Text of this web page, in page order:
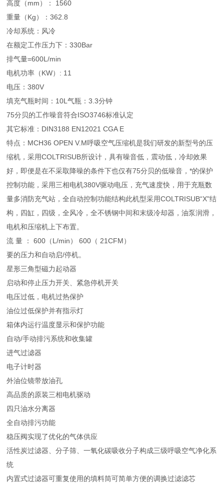
高度（mm）： 1560
重量（Kg）：362.8
冷却系统：风冷
在额定工作压力下：330Bar
排气量=600L/min
电机功率（KW）: 11
电压：380V
填充气瓶时间：10L气瓶：3.3分钟
75分贝的工作噪音符合ISO3746标准认定
其它标准：DIN3188 EN12021 CGA E
特点：MCH36 OPEN V.M呼吸空气压缩机是我们研发的新型号的压
缩机，采用COLTRISUB所设计，具有噪音低，震动低，冷却效果
好，即便是在不采取降噪的条件下也仅有75分贝的低噪音，*的保护
控制功能，采用三相电机380V驱动电压，充气速度快，用于充瓶数
量多消防充气站，全自动控制功能结构此机型采用COLTRISUB“X"结
构，四缸，四级，全风冷，全不锈钢中间和末级冷却器，油泵润滑，
电机和压缩机上下布置。
流 量 ： 600（L/min） 600（ 21CFM）
要的压力和自动启/停机。
星形三角型磁力起动器
启动和停止压力开关、紧急停机开关
电压过低，电机过热保护
油位过低保护并有指示灯
箱体内运行温度显示和保护功能
自动/手动排污系统和收集罐
进气过滤器
电子计时器
外油位镜带放油孔
高品质的原装三相电机驱动
四只油水分离器
全自动排污功能
稳压阀实现了优化的气体供应
活性炭过滤器、分子筛、一氧化碳吸收分子构成三级呼吸空气净化系
统
内置式过滤器可重复使用的填料筒可简单方便的调换过滤滤芯